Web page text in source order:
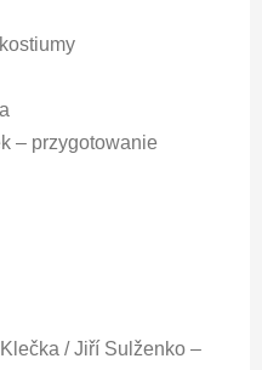
– przygotowanie
/ Jiří Sulženko –